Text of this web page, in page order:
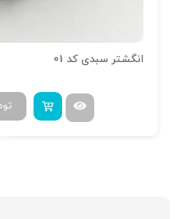
انگشتر سبدی کد 01